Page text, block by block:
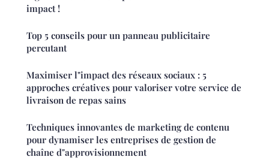
impact !
Top 5 conseils pour un panneau publicitaire
percutant
Maximiser l"impact des réseaux sociaux : 5
approches créatives pour valoriser votre service de
livraison de repas sains
Techniques innovantes de marketing de contenu
pour dynamiser les entreprises de gestion de
chaîne d"approvisionnement